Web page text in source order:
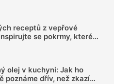
receptů z vepřové
se pokrmy, které
olej v kuchyni: Jak ho
poznáme dřív, než zkazí